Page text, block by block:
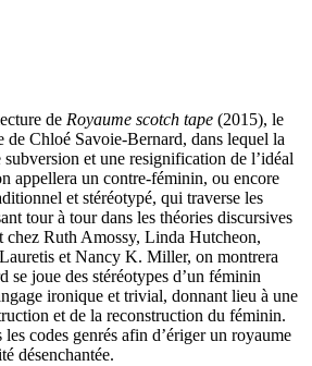
de Royaume scotch tape (2015), le
de Chloé Savoie-Bernard, dans lequel la
et une resignification de l’idéal
appellera un contre-féminin, ou encore
et stéréotypé, qui traverse les
tour à tour dans les théories discursives
chez Ruth Amossy, Linda Hutcheon,
et Nancy K. Miller, on montrera
se joue des stéréotypes d’un féminin
ironique et trivial, donnant lieu à une
et de la reconstruction du féminin.
codes genrés afin d’ériger un royaume
désenchantée.